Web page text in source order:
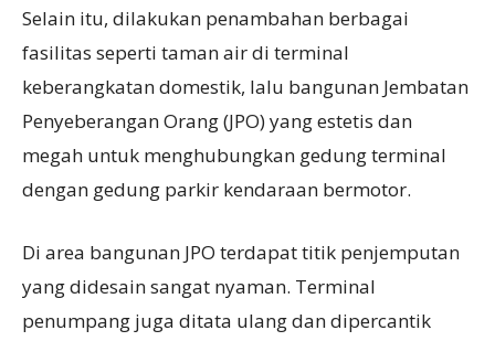
Selain itu, dilakukan penambahan berbagai
fasilitas seperti taman air di terminal
keberangkatan domestik, lalu bangunan Jembatan
Penyeberangan Orang (JPO) yang estetis dan
megah untuk menghubungkan gedung terminal
dengan gedung parkir kendaraan bermotor.
Di area bangunan JPO terdapat titik penjemputan
yang didesain sangat nyaman. Terminal
penumpang juga ditata ulang dan dipercantik